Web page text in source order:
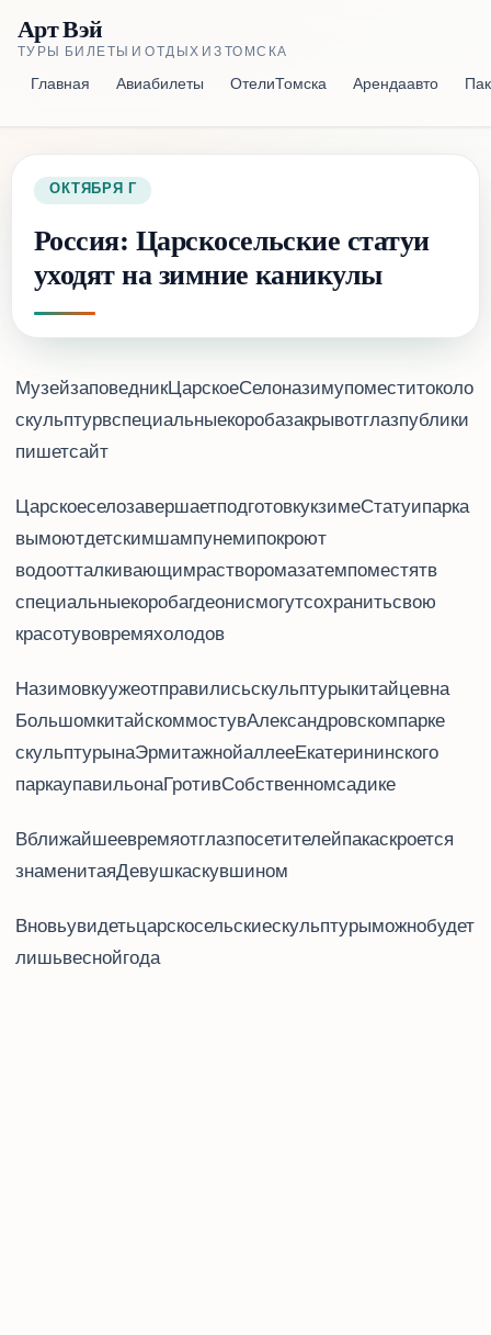
Арт Вэй
ТУРЫ, БИЛЕТЫ И ОТДЫХ ИЗ ТОМСКА
Главная Авиабилеты Отели Томска Аренда авто
28 ОКТЯБРЯ 2016 Г.
Россия: Царскосельские статуи
уходят на зимние каникулы
Музей-заповедник «Царское Село» на зиму поместит около 40
скульптур в специальные короба, закрыв от глаз публики,
пишет сайт Visit Petersburg.
Царское село завершает подготовку к зиме. Статуи парка
вымоют детским шампунем и покроют
водоотталкивающим раствором, а затем поместят в
специальные короба, где они смогут сохранить свою
красоту во время холодов.
На зимовку уже отправились скульптуры китайцев на
Большом китайском мосту в Александровском парке,
скульптуры на Эрмитажной аллее Екатерининского
парка, у павильона «Грот» и в Собственном садике.
В ближайшее время от глаз посетителей пака скроется
знаменитая «Девушка с кувшином».
Вновь увидеть царскосельские скульптуры можно будет
лишь весной 2017 года.